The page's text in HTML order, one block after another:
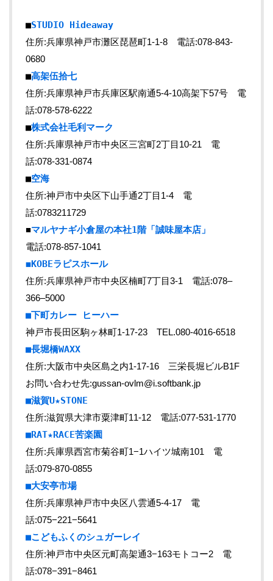
■STUDIO Hideaway
住所:兵庫県神戸市灘区琵琶町1-1-8 電話:078-843-
0680
■高架伍拾七
住所:兵庫県神戸市兵庫区駅南通5-4-10高架下57号 電
話:078-578-6222
■株式会社毛利マーク
住所:兵庫県神戸市中央区三宮町2丁目10-21 電
話:078-331-0874
■空海
住所:神戸市中央区下山手通2丁目1-4 電
話:0783211729
■マルヤナギ小倉屋の本社1階「誠味屋本店」
電話:078-857-1041
◼︎KOBEラピスホール
住所:兵庫県神戸市中央区楠町7丁目3-1 電話:078–
366–5000
■下町カレー ヒーハー
神戸市長田区駒ヶ林町1-17-23 TEL.080-4016-6518
■長堀橋WAXX
住所:大阪市中央区島之内1-17-16 三栄長堀ビルB1F
お問い合わせ先:gussan-ovlm@i.softbank.jp
■滋賀U★STONE
住所:滋賀県大津市粟津町11-12 電話:077-531-1770
■RAT★RACE苦楽園
住所:兵庫県西宮市菊谷町1−1ハイツ城南101 電
話:079-870-0855
■大安亭市場
住所:兵庫県神戸市中央区八雲通5-4-17 電
話:075−221−5641
■こどもふくのシュガーレイ
住所:神戸市中央区元町高架通3−163モトコー2 電
話:078−391−8461